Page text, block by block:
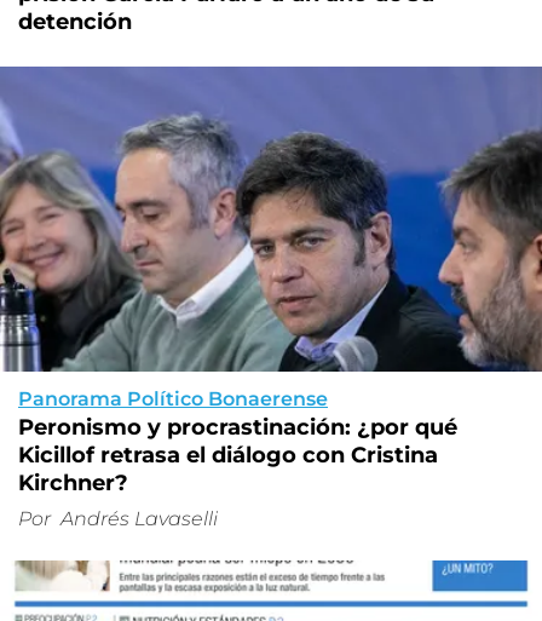
detención
Panorama Político Bonaerense
Peronismo y procrastinación: ¿por qué
Kicillof retrasa el diálogo con Cristina
Kirchner?
Por Andrés Lavaselli